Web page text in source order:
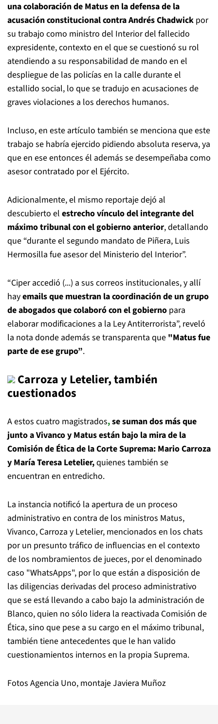
una colaboración de Matus en la defensa de la
acusación constitucional contra Andrés Chadwick por
su trabajo como ministro del Interior del fallecido
expresidente, contexto en el que se cuestionó su rol
atendiendo a su responsabilidad de mando en el
despliegue de las policías en la calle durante el
estallido social, lo que se tradujo en acusaciones de
graves violaciones a los derechos humanos.
Incluso, en este artículo también se menciona que este
trabajo se habría ejercido pidiendo absoluta reserva, ya
que en ese entonces él además se desempeñaba como
asesor contratado por el Ejército.
Adicionalmente, el mismo reportaje dejó al
descubierto el estrecho vínculo del integrante del
máximo tribunal con el gobierno anterior, detallando
que “durante el segundo mandato de Piñera, Luis
Hermosilla fue asesor del Ministerio del Interior”.
“Ciper accedió (...) a sus correos institucionales, y allí
hayemails que muestran la coordinación de un grupo
de abogados que colaboró con el gobierno para
elaborar modificaciones a la Ley Antiterrorista”, reveló
la nota donde además se transparenta que "Matus fue
parte de ese grupo”.
Carroza y Letelier, también
cuestionados
A estos cuatro magistrados,se suman dos más que
junto a Vivanco y Matus están bajo la mira de la
Comisión de Ética de la Corte Suprema: Mario Carroza
y María Teresa Letelier,quienes también se
encuentran en entredicho.
La instancia notificó la apertura de un proceso
administrativo en contra de los ministros Matus,
Vivanco, Carroza y Letelier, mencionados en los chats
por un presunto tráfico de influencias en el contexto
de los nombramientos de jueces, por el denominado
caso "WhatsApps", por lo que están a disposición de
las diligencias derivadas del proceso administrativo
que se está llevando a cabo bajo la administración de
Blanco, quien no sólo lidera la reactivada Comisión de
Ética, sino que pese a su cargo en el máximo tribunal,
también tiene antecedentes que le han valido
cuestionamientos internos en la propia Suprema.
Fotos Agencia Uno, montaje Javiera Muñoz